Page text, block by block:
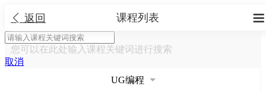
 返回 
课程列表
您可以在此处输入课程关键词进行搜索
取消
UG编程